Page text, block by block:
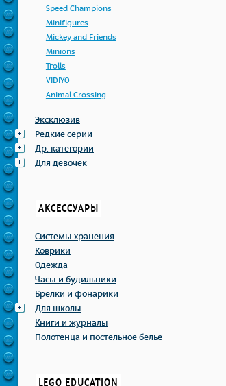
Speed Champions
Minifigures
Mickey and Friends
Minions
Trolls
VIDIYO
Animal Crossing
Эксклюзив
Редкие серии
Др. категории
Для девочек
АКСЕССУАРЫ
Системы хранения
Коврики
Одежда
Часы и будильники
Брелки и фонарики
Для школы
Книги и журналы
Полотенца и постельное белье
LEGO EDUCATION